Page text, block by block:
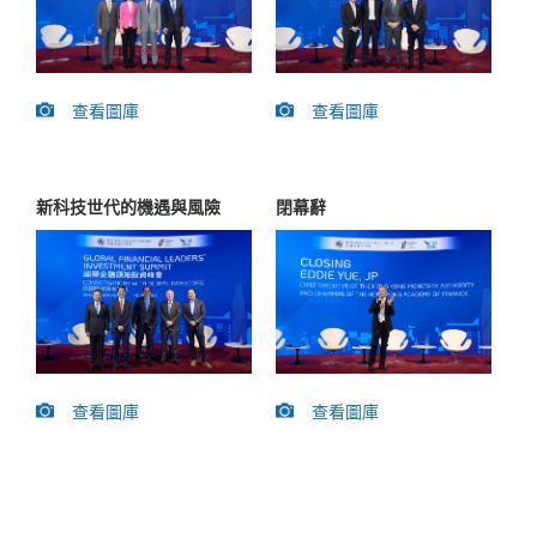
查看圖庫 查看圖庫
新科技世代的機遇與風險
查看圖庫
閉幕辭
查看圖庫